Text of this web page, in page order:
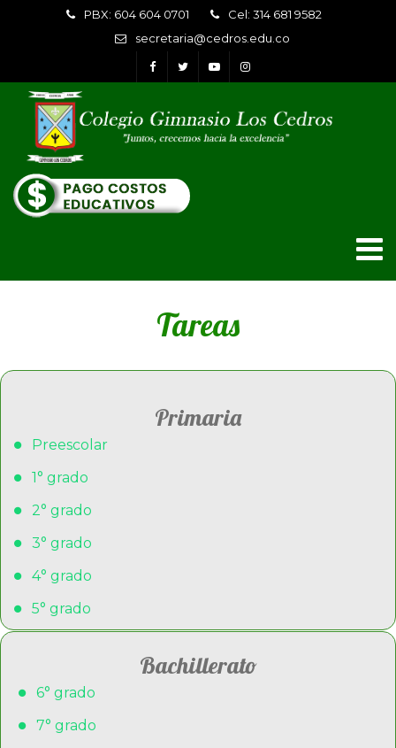
PBX: 604 604 0701
Cel: 314 681 9582
secretaria@cedros.edu.co
Tareas
Primaria
Preescolar
1° grado
2° grado
3° grado
4° grado
5° grado
Bachillerato
6° grado
7° grado